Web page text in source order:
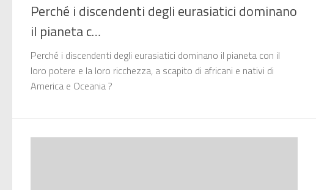
Perché i discendenti degli eurasiatici dominano
il pianeta c…
Perché i discendenti degli eurasiatici dominano il pianeta con il
loro potere e la loro ricchezza, a scapito di africani e nativi di
America e Oceania ?